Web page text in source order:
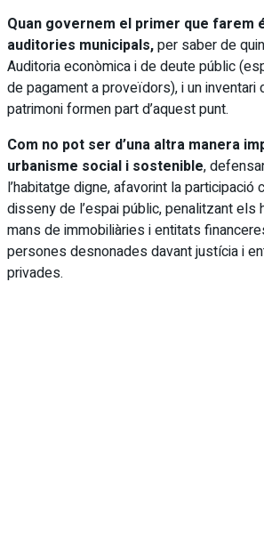
Quan governem el primer que farem
auditories municipals,per saber de
Auditoria econòmica i de deute públic
de pagament a proveïdors), i un inventari
patrimoni formen part d’aquest punt.
Com no pot ser d’una altra manera
urbanisme social i sostenible,
l’habitatge digne, afavorint la participació
disseny de l’espai públic, penalitzant els
mans de immobiliàries i entitats
persones desnonades davant justícia i
privades.